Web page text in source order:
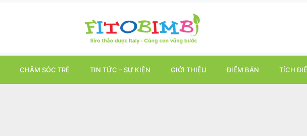
CHĂM SÓC TRẺ TIN TỨC – SỰ KIỆN GIỚI THIỆU ĐIỂM BÁN TÍCH